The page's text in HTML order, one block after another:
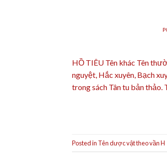
HỒ TIÊU Tên khác Tên
nguyệt, Hắc xuyên, Bạch
trong sách Tân tu bản thảo.
Posted in Tên dược vật theo vần H